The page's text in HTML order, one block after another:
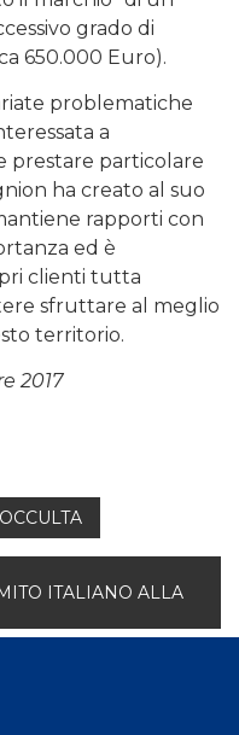
grado di
650.000 Euro).
problematiche
a
prestare particolare
ha creato al suo
rapporti con
ed è
clienti tutta
sfruttare al meglio
territorio.
2017
ITALIANO ALLA